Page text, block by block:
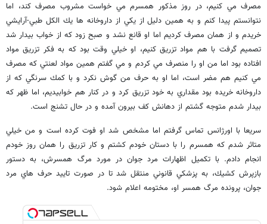
مصرف مي كنيم، در روز مذكور همسرم مي خواست مشروب مصرف كند، اما
نتوانستم پيدا كنم و به همين دليل از يكي از داروخانه ها يك الكل طبي-آرايشي
خريدم و از همان مصرف كرديم اما او قانع نشد و صبح زود كه از خواب بيدار شد
تصميم گرفت با هم مواد تزريق كنيم، او خيلي وقت بود كه به فكر تزريق مواد
افتاده بود اما من او را منصرف مي كردم و مي گفتم همين مواد لعنتي كه مصرف
مي كنيم هم مضر است، اما او به حرف من گوش نكرد و با كمك سرنگي كه از
داروخانه خريده بود مقداري به خود تزريق كرد و در كنار هم خوابيديم، اما ظهر كه
بيدار شدم متوجه گشتم از دهانش كف بيرون آمده و در حال تشنج است.
سريعا با اورژانس تماس گرفتم اما مشخص شد او فوت كرده است و من خيلي
متاثر شدم كه همسرم را با دستان خودم كشتم و كار تزريق را همان روز خودم
انجام دادم. با تكميل اظهارات مرد جوان در مورد مرگ همسرش، به دستور
بازپرش كشيك، به پزشكي قانوني منتقل شد تا در صورت تاييد حرف هاي مرد
جوان، پرونده مرگ همسر او، مختومه اعلام شود.